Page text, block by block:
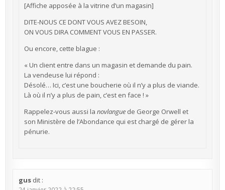
[Affiche apposée à la vitrine d’un magasin]
DITE-NOUS CE DONT VOUS AVEZ BESOIN,
ON VOUS DIRA COMMENT VOUS EN PASSER.
Ou encore, cette blague :
« Un client entre dans un magasin et demande du pain.
La vendeuse lui répond :
Désolé… Ici, c’est une boucherie où il n’y a plus de viande.
Là où il n’y a plus de pain, c’est en face ! »
Rappelez-vous aussi la novlanguede George Orwell et
son Ministère de l’Abondance qui est chargé de gérer la
pénurie.
gus dit :